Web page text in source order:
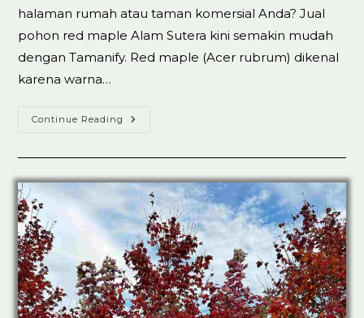
halaman rumah atau taman komersial Anda? Jual
pohon red maple Alam Sutera kini semakin mudah
dengan Tamanify. Red maple (Acer rubrum) dikenal
karena warna…
Continue Reading Jual
Sutera
100%
Koleksi
Ready
Stok